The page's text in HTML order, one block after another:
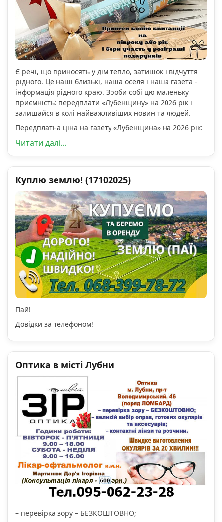
Є речі, що приносять у дім тепло, затишок і відчуття
рідного. Це наші близькі, наша оселя і наша газета -
інформація рідного краю. Зроби собі цю маленьку
приємність: передплати «Лубенщину» на 2026 рік і
залишайся в колі найважливіших новин та людей.
Передплатна ціна на газету «Лубенщина» на 2026 рік:
Читати далі...
Куплю землю! (17102025)
Пай!
Довідки за телефоном!
Оптика в місті Лубни
– перевірка зору – БЕЗКОШТОВНО;